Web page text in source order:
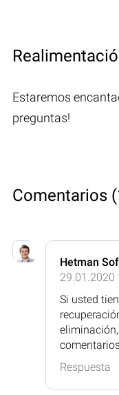
Estaremos
preguntas!
Comentarios
Hetman
29.01.2020
Si usted
Respuesta